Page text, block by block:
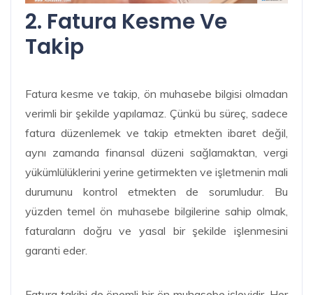
2. Fatura Kesme Ve
Takip
Fatura kesme ve takip, ön muhasebe bilgisi olmadan
verimli bir şekilde yapılamaz. Çünkü bu süreç, sadece
fatura düzenlemek ve takip etmekten ibaret değil,
aynı zamanda finansal düzeni sağlamaktan, vergi
yükümlülüklerini yerine getirmekten ve işletmenin mali
durumunu kontrol etmekten de sorumludur. Bu
yüzden temel ön muhasebe bilgilerine sahip olmak,
faturaların doğru ve yasal bir şekilde işlenmesini
garanti eder.